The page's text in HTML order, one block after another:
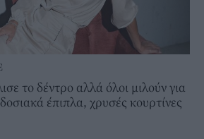
το δέντρο αλλά όλοι μιλούν για
έπιπλα, χρυσές κουρτίνες